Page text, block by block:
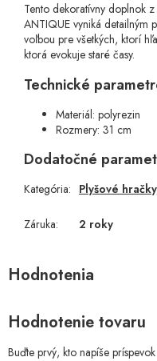
Tento dekoratívny doplnok
ANTIQUE vyniká detailným
voľbou pre všetkých, ktorí
ktorá evokuje staré časy.
Technické
Materiál: polyrezin
Rozmery: 31 cm
Dodatočné
Kategória: Plyšové
Záruka: 2 roky
Hodnotenie tovaru
Buďte prvý, kto napíše